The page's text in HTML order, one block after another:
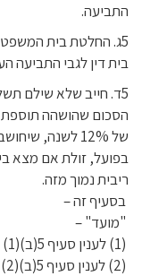
התביעה.
5ג. החלטת בית
בית דין לגבי התביעה
5ד. חייב שלא שילם
הסכום שהושהה תוספת
של 12% לשנה,
בפועל, זולת אם מצא
ריבית נמוך מזה.
בסעיף זה –
"מועד" –
(1) לענין סעיף 5(ב)(1) - 60 ימים מקבלת הדרישה;